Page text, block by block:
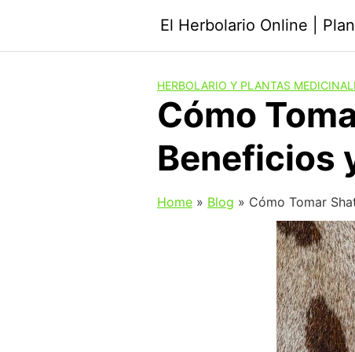
El Herbolario Online |
HERBOLARIO Y PLANTAS
Cómo
Beneficios
Home » Blog » Cómo Tomar